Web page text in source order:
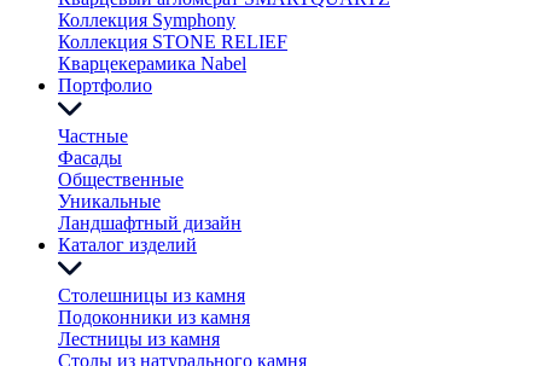
Коллекция Symphony
Коллекция STONE RELIEF
Кварцекерамика Nabel
Портфолио
Частные
Фасады
Общественные
Уникальные
Ландшафтный дизайн
Каталог изделий
Столешницы из камня
Подоконники из камня
Лестницы из камня
Столы из натурального камня